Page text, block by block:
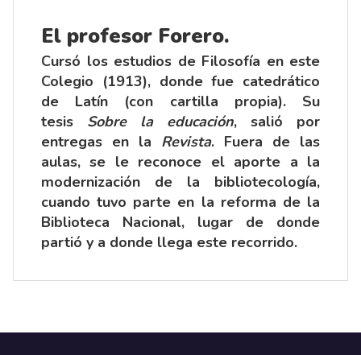
El profesor Forero.
Cursó los estudios de Filosofía en este
Colegio (1913), donde fue catedrático
de Latín (con cartilla propia). Su
tesis Sobre la educación, salió por
entregas en la Revista. Fuera de las
aulas, se le reconoce el aporte a la
modernización de la bibliotecología,
cuando tuvo parte en la reforma de la
Biblioteca Nacional, lugar de donde
partió y a donde llega este recorrido.